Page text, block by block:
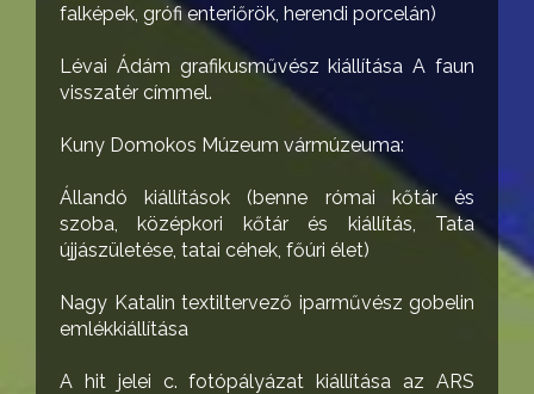
falképek, grófi enteriőrök, herendi porcelán)
Lévai Ádám grafikusművész kiállítása A faun
visszatér címmel.
Kuny Domokos Múzeum vármúzeuma:
Állandó kiállítások (benne római kőtár és
szoba, középkori kőtár és kiállítás, Tata
újjászületése, tatai céhek, főúri élet)
Nagy Katalin textiltervező iparművész gobelin
emlékkiállítása
A hit jelei c. fotópályázat kiállítása az ARS